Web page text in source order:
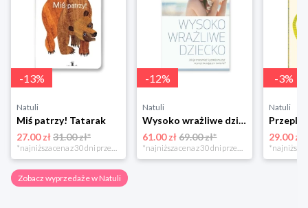
-13%
Natuli
Miś patrzy! Tatarak
27.00 zł31.00 zł*
*najniższa cena z 30 dni przed obniżką
-12%
Natuli
Wysoko wrażliwe dziecko Gwp
61.00 zł 69.00 zł*
*najniższa cena z 30 dni przed obniżką
-3%
Natuli
29.00 zł
Zobacz wyprzedaże w Natuli